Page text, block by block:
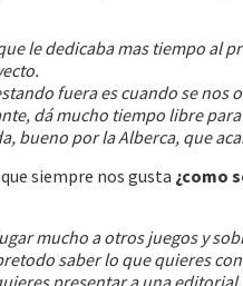
le dedicaba mas tiempo al
fuera es cuando se
dá mucho tiempo libre
bueno por la Alberca, que
siempre nos gusta ¿como
mucho a otros juegos y
saber lo que quieres
presentar a una